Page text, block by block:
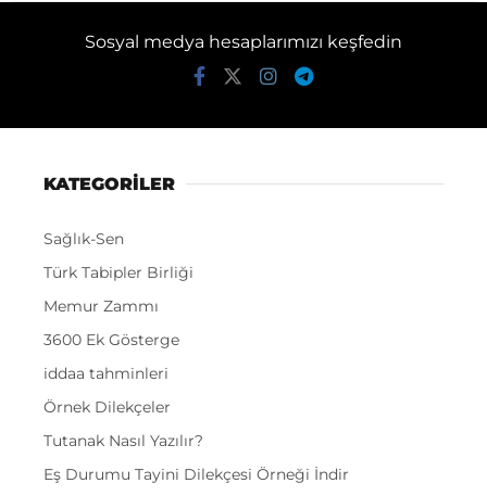
Sosyal medya hesaplarımızı keşfedin
KATEGORİLER
Sağlık-Sen
Türk Tabipler Birliği
Memur Zammı
3600 Ek Gösterge
iddaa tahminleri
Örnek Dilekçeler
Tutanak Nasıl Yazılır?
Eş Durumu Tayini Dilekçesi Örneği İndir